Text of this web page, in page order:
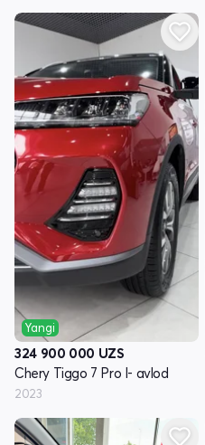
Yangi
324 900 000 UZS
Chery Tiggo 7 Pro I- avlod
2023